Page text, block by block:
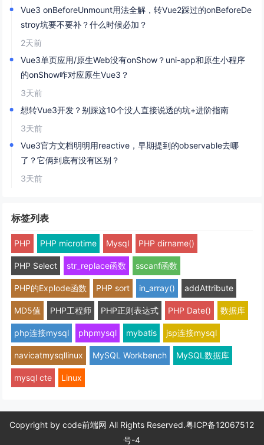
Vue3 onBeforeUnmount用法全解，转Vue2踩过的onBeforeDe
stroy坑要不要补？什么时候必加？
2天前
Vue3单页应用/原生Web没有onShow？uni-app和原生小程序
的onShow咋对应原生Vue3？
3天前
想转Vue3开发？别踩这10个没人直接说透的坑+进阶指南
3天前
Vue3官方文档明明用reactive，早期提到的observable去哪
了？它俩到底有没有区别？
3天前
标签列表
PHP PHP microtime Mysql PHP dirname()
PHP Select str_replace函数 sscanf函数
PHP的Explode函数 PHP sort in_array() addAttribute
MD5值 PHP工程师 PHP正则表达式 PHP Date() 数据库
php连接mysql phpmysql mybatis jsp连接mysql
navicatmysqllinux MySQL Workbench MySQL数据库
mysql cte Linux
Copyright bycode前端网 All Rights Reserved.粤ICP备12067512
号-4